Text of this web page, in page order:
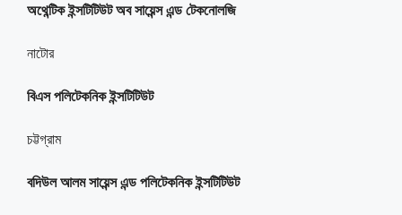
অথেন্টিক ইন্সটিটিউট অব সায়েন্স এন্ড টেকনোলজি
নাটোর
বিএস পলিটেকনিক ইন্সটিটিউট
চট্টগ্রাম
বদিউল আলম সায়েন্স এন্ড পলিটেকনিক ইন্সটিটিউট